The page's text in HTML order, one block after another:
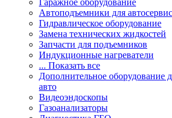
Гаражное оборудование
Автоподъемники для
Гидравлическое оборудование
Замена технических жидкостей
Запчасти для подъемников
Индукционные нагреватели
... Показать все
Дополнительное оборудование
авто
Видеоэндоскопы
Газоанализаторы